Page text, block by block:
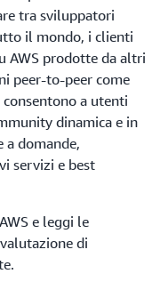
tra sviluppatori
il mondo, i clienti
AWS prodotte da altri
peer-to-peer come
consentono a utenti
dinamica e in
a domande,
servizi e best
e leggi le
di